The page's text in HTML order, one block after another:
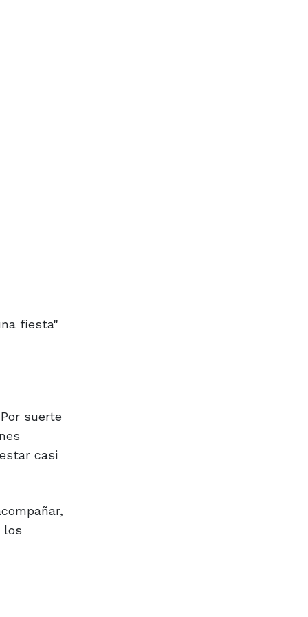
fiesta"
suerte
casi
los